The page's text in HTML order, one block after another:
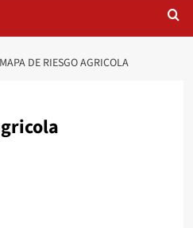
MAPA DE RIESGO AGRICOLA